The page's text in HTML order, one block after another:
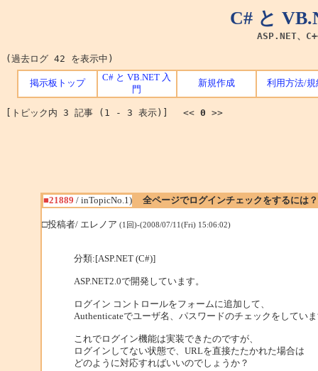
C# と
ASP.NET、
(過去ログ 42 を表示中)
掲示板トップ
C# と VB.NET 入
門
新規作成 利用方法/規
[トピック内 3 記事 (1 - 3 表示)] << 0 >>
■21889 / inTopicNo.1) 全ページでログインチェックをするには？
□投稿者/ エレノア (1回)-(2008/07/11(Fri) 15:06:02)
分類:[ASP.NET (C#)]
ASP.NET2.0で開発しています。
ログイン コントロールをフォームに追加して、
Authenticateでユーザ名、パスワードのチェックをしてい
これでログイン機能は実装できたのですが、
ログインしてない状態で、URLを直接たたかれた場合は
どのように対応すればいいのでしょうか？